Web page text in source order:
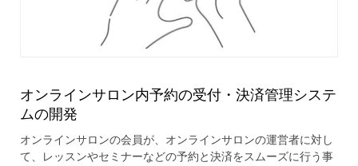
オンラインサロン内予約の受付・決済管理システ
ムの開発
オンラインサロンの会員が、オンラインサロンの運営者に対し
て、レッスンやセミナーなどの予約と決済をスムーズに行う事